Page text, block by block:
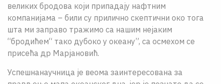
великих бродова који припадају нафтним
компанијама – били су прилично скептични око тога
шта ми заправо тражимо са нашим нејаким
“бродићем“ тако дубоко у океану”, са осмехом се
присећа др Марјановић.
Успешнанаучница је веома заинтересована за